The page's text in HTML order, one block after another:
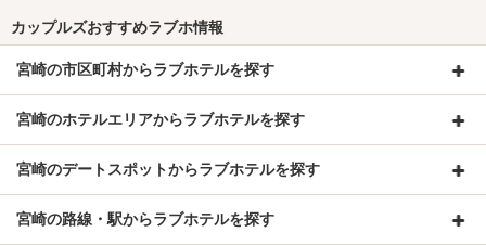
カップルズおすすめラブホ情報
宮崎の市区町村からラブホテルを探す
宮崎のホテルエリアからラブホテルを探す
宮崎のデートスポットからラブホテルを探す
宮崎の路線・駅からラブホテルを探す